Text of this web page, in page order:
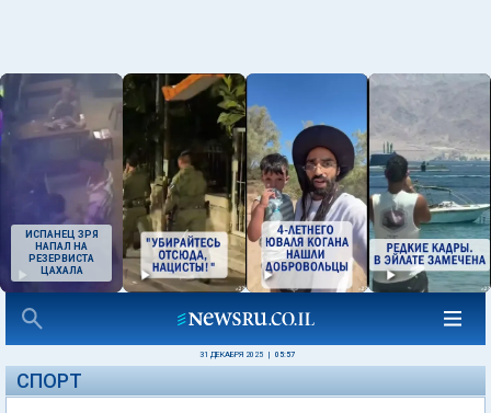
ИСПАНЕЦ ЗРЯ
НАПАЛ НА
РЕЗЕРВИСТА
ЦАХАЛА
31 ДЕКАБРЯ 2025 05:57
СПОРТ